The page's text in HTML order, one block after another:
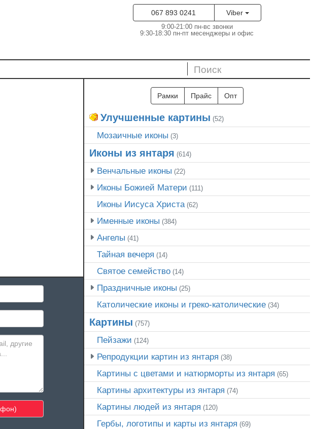
067 893 0241 Viber
9:00-21:00 пн-вс звонки
9:30-18:30 пн-пт месенджеры и офис
Рамки Прайс Опт
Улучшенные картины (52)
Мозаичные иконы (3)
Иконы из янтаря (614)
Венчальные иконы (22)
Иконы Божией Матери (111)
Иконы Иисуса Христа(62)
Именные иконы (384)
Ангелы (41)
Тайная вечеря (14)
Святое семейство(14)
Праздничные иконы (25)
Католические иконы и греко-католические(34)
Картины (757)
Пейзажи (124)
Репродукции картин из янтаря (38)
Картины с цветами и натюрморты из янтаря (65)
Картины архитектуры из янтаря (74)
Картины людей из янтаря (120)
Гербы, логотипы и карты из янтаря (69)